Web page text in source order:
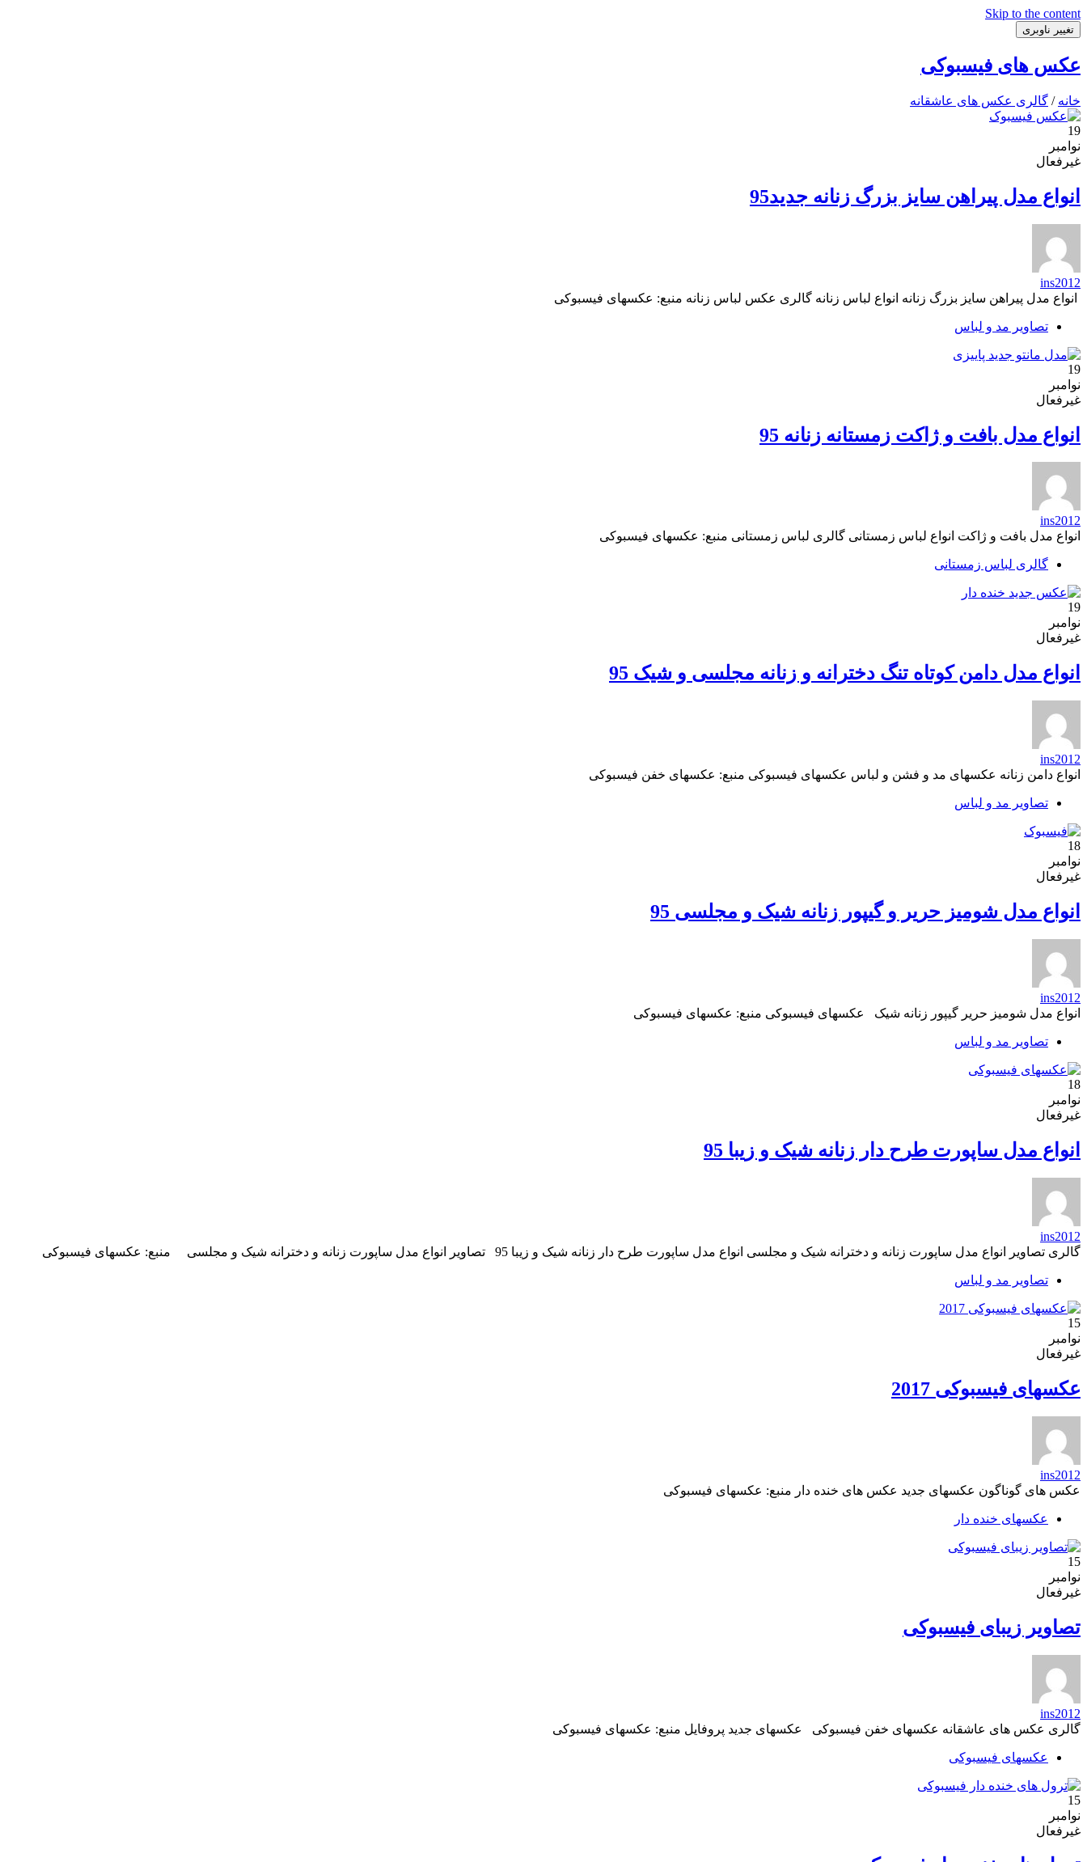
Skip to the content
تغییر ناوبری
عکس های فیسبوکی
خانه / گالری عکس های عاشقانه
19
نوامبر
غیرفعال
انواع مدل پیراهن سایز بزرگ زنانه جدید95
ins2012
انواع مدل پیراهن سایز بزرگ زنانه انواع لباس زنانه گالری عکس لباس زنانه منبع: عکسهای فیسبوکی
تصاویر مد و لباس
19
نوامبر
غیرفعال
انواع مدل بافت و ژاکت زمستانه زنانه 95
ins2012
انواع مدل بافت و ژاکت انواع لباس زمستانی گالری لباس زمستانی منبع: عکسهای فیسبوکی
گالری لباس زمستانی
19
نوامبر
غیرفعال
انواع مدل دامن کوتاه تنگ دخترانه و زنانه مجلسی و شیک 95
ins2012
انواع دامن زنانه عکسهای مد و فشن و لباس عکسهای فیسبوکی منبع: عکسهای خفن فیسبوکی
تصاویر مد و لباس
18
نوامبر
غیرفعال
انواع مدل شومیز حریر و گیپور زنانه شیک و مجلسی 95
ins2012
انواع مدل شومیز حریر گیپور زنانه شیک عکسهای فیسبوکی منبع: عکسهای فیسبوکی
تصاویر مد و لباس
18
نوامبر
غیرفعال
انواع مدل ساپورت طرح دار زنانه شیک و زیبا 95
ins2012
گالری تصاویر انواع مدل ساپورت زنانه و دخترانه شیک و مجلسی انواع مدل ساپورت طرح دار زنانه شیک و زیبا 95 تصاویر انواع مدل ساپورت زنانه و دخترانه شیک و مجلسی منبع: عکسهای فیسبوکی
تصاویر مد و لباس
15
نوامبر
غیرفعال
عکسهای فیسبوکی 2017
ins2012
عکس های گوناگون عکسهای جدید عکس های خنده دار منبع: عکسهای فیسبوکی
عکسهای خنده دار
15
نوامبر
غیرفعال
تصاویر زیبای فیسبوکی
ins2012
گالری عکس های عاشقانه عکسهای خفن فیسبوکی عکسهای جدید پروفایل منبع: عکسهای فیسبوکی
عکسهای فیسبوکی
15
نوامبر
غیرفعال